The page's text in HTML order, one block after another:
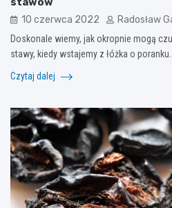
10 czerwca 2022 Radosław
Doskonale wiemy, jak okropnie mogą
stawy, kiedy wstajemy z łóżka o poranku.…
Czytaj dalej